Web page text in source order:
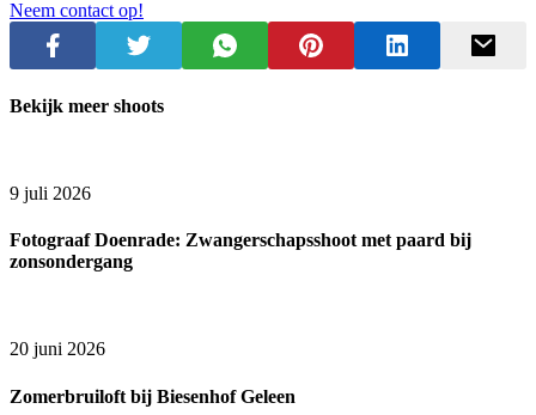
Neem contact op!
Bekijk meer shoots
9 juli 2026
Fotograaf Doenrade: Zwangerschapsshoot met paard bij
zonsondergang
20 juni 2026
Zomerbruiloft bij Biesenhof Geleen